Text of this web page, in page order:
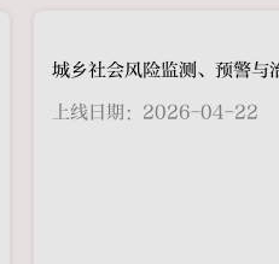
上线日期：2026-04-22